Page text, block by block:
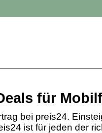
für
bei preis24.
ist für jeden der